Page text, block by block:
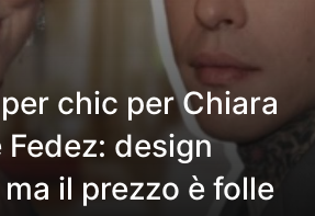
chic per Chiara
Fedez: design
il prezzo è folle